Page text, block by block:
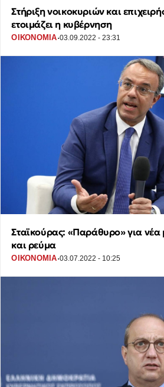
Στήριξη νοικοκυριών και
ετοιμάζει η κυβέρνηση
ΟΙΚΟΝΟΜΙΑ·03.09.2022 - 23:31
Σταϊκούρας: «Παράθυρο» για νέα
και ρεύμα
ΟΙΚΟΝΟΜΙΑ·03.07.2022 - 10:25